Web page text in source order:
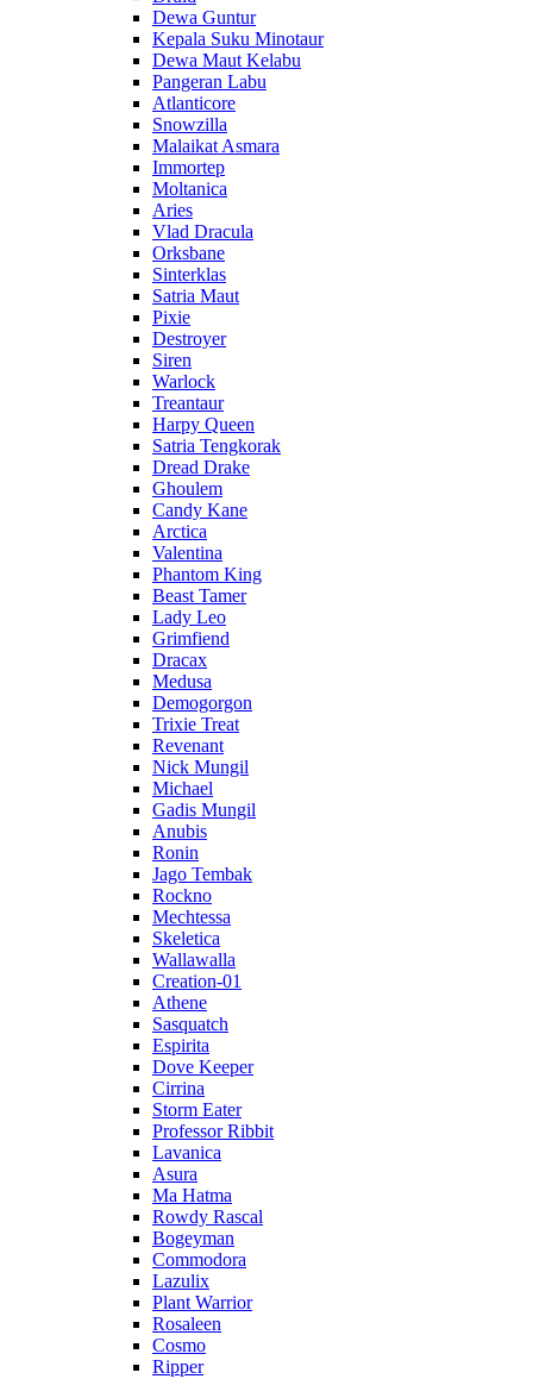
Dewa Guntur
Kepala Suku Minotaur
Dewa Maut Kelabu
Pangeran Labu
Atlanticore
Snowzilla
Malaikat Asmara
Immortep
Moltanica
Aries
Vlad Dracula
Orksbane
Sinterklas
Satria Maut
Pixie
Destroyer
Siren
Warlock
Treantaur
Harpy Queen
Satria Tengkorak
Dread Drake
Ghoulem
Candy Kane
Arctica
Valentina
Phantom King
Beast Tamer
Lady Leo
Grimfiend
Dracax
Medusa
Demogorgon
Trixie Treat
Revenant
Nick Mungil
Michael
Gadis Mungil
Anubis
Ronin
Jago Tembak
Rockno
Mechtessa
Skeletica
Wallawalla
Creation-01
Athene
Sasquatch
Espirita
Dove Keeper
Cirrina
Storm Eater
Professor Ribbit
Lavanica
Asura
Ma Hatma
Rowdy Rascal
Bogeyman
Commodora
Lazulix
Plant Warrior
Rosaleen
Cosmo
Ripper